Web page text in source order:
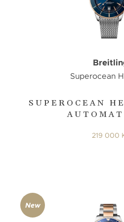
SUPEROCEAN
Superocean
219 000
New